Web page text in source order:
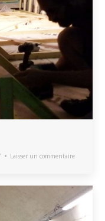
Laisser un commentaire